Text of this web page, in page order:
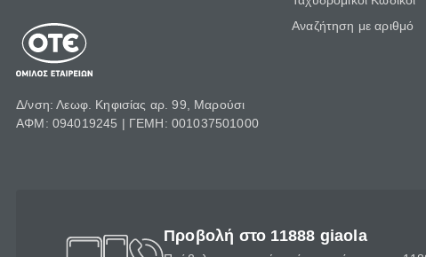
Δ/νση: Λεωφ. Κηφισίας αρ. 99, Μαρούσι
ΑΦΜ: 094019245 | ΓΕΜΗ: 001037501000
Αναζήτηση με αριθμό
Προβολή στο 11888 giaola